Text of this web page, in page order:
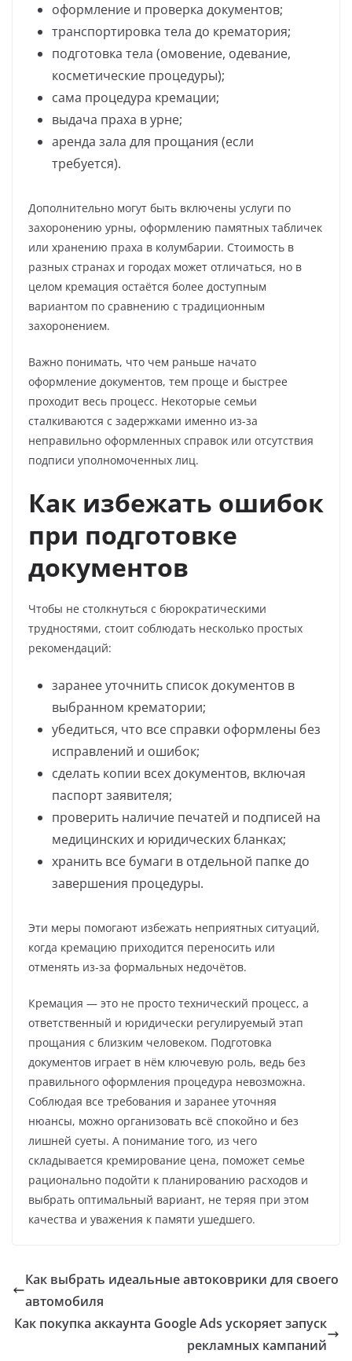
оформление и проверка документов;
транспортировка тела до крематория;
подготовка тела (омовение, одевание,
косметические процедуры);
сама процедура кремации;
выдача праха в урне;
аренда зала для прощания (если
требуется).
Дополнительно могут быть включены услуги по
захоронению урны, оформлению памятных табличек
или хранению праха в колумбарии. Стоимость в
разных странах и городах может отличаться, но в
целом кремация остаётся более доступным
вариантом по сравнению с традиционным
захоронением.
Важно понимать, что чем раньше начато
оформление документов, тем проще и быстрее
проходит весь процесс. Некоторые семьи
сталкиваются с задержками именно из-за
неправильно оформленных справок или отсутствия
подписи уполномоченных лиц.
Как избежать ошибок
при подготовке
документов
Чтобы не столкнуться с бюрократическими
трудностями, стоит соблюдать несколько простых
рекомендаций:
заранее уточнить список документов в
выбранном крематории;
убедиться, что все справки оформлены без
исправлений и ошибок;
сделать копии всех документов, включая
паспорт заявителя;
проверить наличие печатей и подписей на
медицинских и юридических бланках;
хранить все бумаги в отдельной папке до
завершения процедуры.
Эти меры помогают избежать неприятных ситуаций,
когда кремацию приходится переносить или
отменять из-за формальных недочётов.
Кремация — это не просто технический процесс, а
ответственный и юридически регулируемый этап
прощания с близким человеком. Подготовка
документов играет в нём ключевую роль, ведь без
правильного оформления процедура невозможна.
Соблюдая все требования и заранее уточняя
нюансы, можно организовать всё спокойно и без
лишней суеты. А понимание того, из чего
складывается кремирование цена, поможет семье
рационально подойти к планированию расходов и
выбрать оптимальный вариант, не теряя при этом
качества и уважения к памяти ушедшего.
Как выбрать идеальные автоковрики для своего
автомобиля
Как покупка аккаунта Google Ads ускоряет запуск
рекламных кампаний